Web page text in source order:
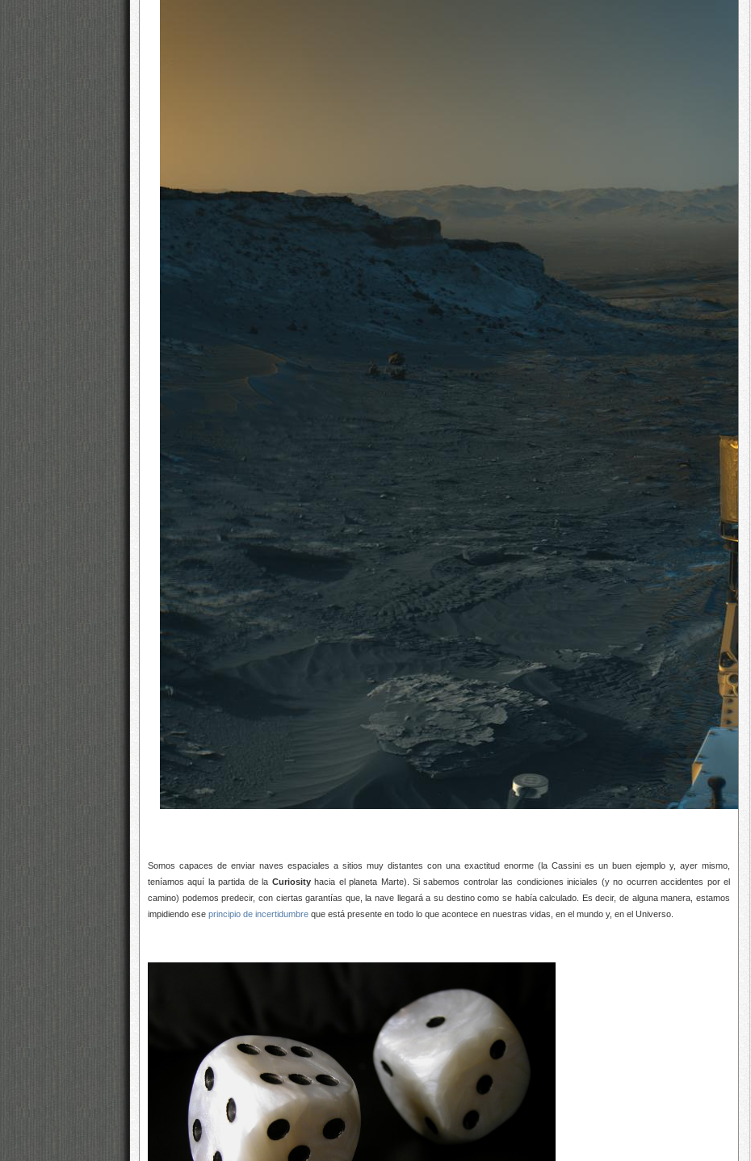
Somos capaces de enviar naves espaciales a sitios muy distantes con una exactitud enorme (la Cassini es un buen ejemplo y, ayer mismo,
teníamos aquí la partida de la Curiosityhacia el planeta Marte). Si sabemos controlar las condiciones iniciales (y no ocurren accidentes por el
camino) podemos predecir, con ciertas garantías que, la nave llegará a su destino como se había calculado. Es decir, de alguna manera, estamos
impidiendo ese principio de incertidumbre que está presente en todo lo que acontece en nuestras vidas, en el mundo y, en el Universo.